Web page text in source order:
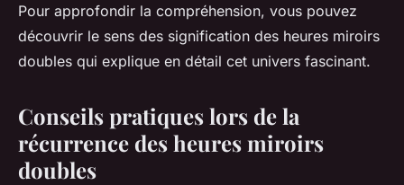
Pour approfondir la compréhension, vous pouvez
découvrir le sens des signification des heures miroirs
doubles qui explique en détail cet univers fascinant.
Conseils pratiques lors de la
récurrence des heures miroirs
doubles